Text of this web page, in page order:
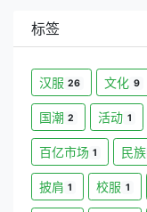
标签
汉服 26 文化 9
国潮 2 活动 1
百亿市场 1 民族
披肩 1 校服 1